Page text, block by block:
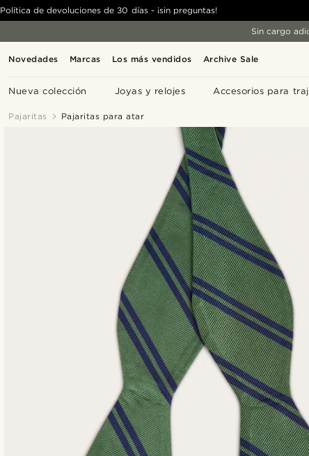
Novedades Marcas Los más vendidos Archive Sale
Nueva colección Joyas y relojes Accesorios para
Política de devoluciones de 30 días - ¡sin preguntas!
Sin cargo
Pajaritas Pajaritas para atar